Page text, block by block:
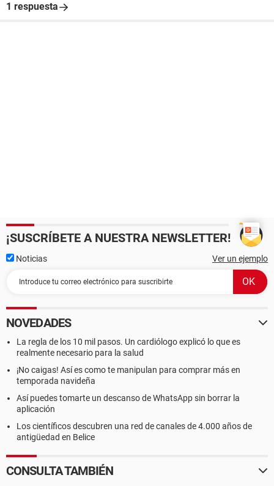
1 respuesta
¡SUSCRÍBETE A NUESTRA NEWSLETTER!
Noticias Ver un ejemplo
NOVEDADES
La regla de los 10 mil pasos. Un cardiólogo explicó lo que es
realmente necesario para la salud
¡No caigas! Así es como te manipulan para comprar más en
temporada navideña
Así puedes tomarte un descanso de WhatsApp sin borrar la
aplicación
Los científicos descubren una red de canales de 4.000 años de
antigüedad en Belice
CONSULTA TAMBIÉN